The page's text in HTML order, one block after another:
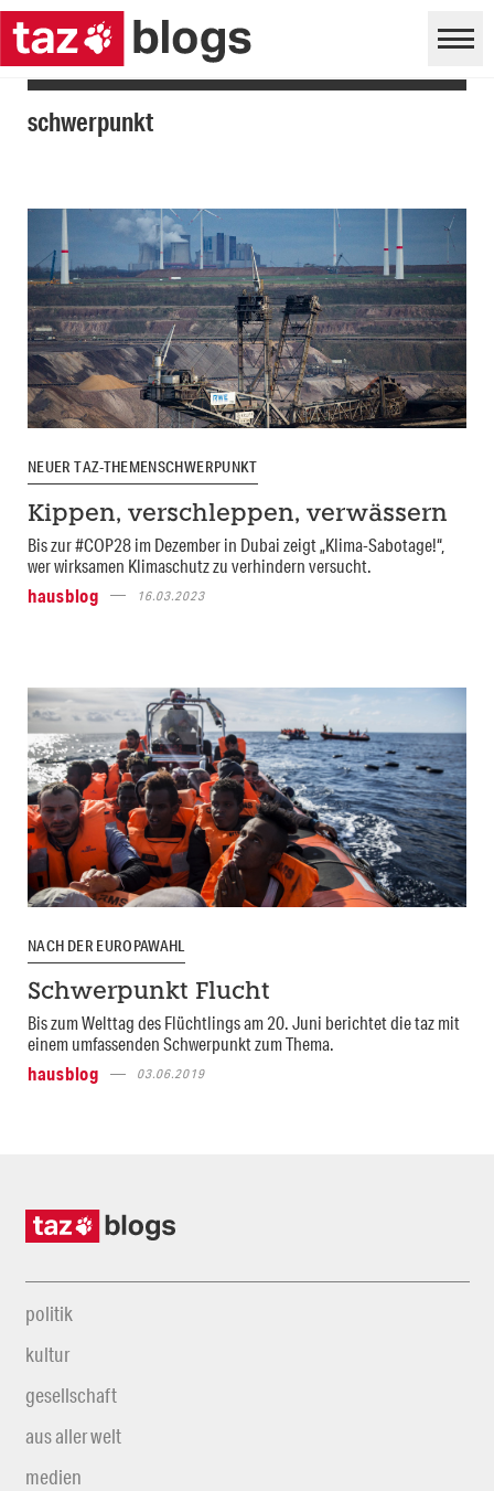
schwerpunkt
NEUER TAZ-THEMENSCHWERPUNKT
Kippen, verschleppen, verwässern
Bis zur #COP28 im Dezember in Dubai zeigt „Klima-Sabotage!“,
wer wirksamen Klimaschutz zu verhindern versucht.
hausblog
16.03.2023
NACH DER EUROPAWAHL
Schwerpunkt Flucht
Bis zum Welttag des Flüchtlings am 20. Juni berichtet die taz mit
einem umfassenden Schwerpunkt zum Thema.
hausblog
03.06.2019
politik
kultur
gesellschaft
aus aller welt
medien